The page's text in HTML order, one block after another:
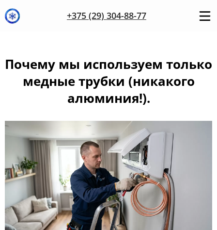
+375 (29) 304-88-77
Почему мы используем только
медные трубки (никакого
алюминия!).